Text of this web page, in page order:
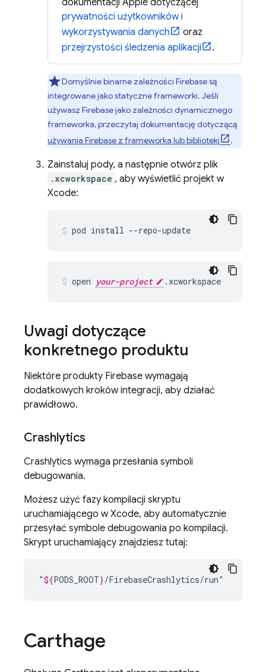
dokumentacji Apple dotyczącej
prywatności użytkowników i
wykorzystywania danych
oraz
przejrzystości śledzenia aplikacji
.
Domyślnie binarne zależności Firebase są
integrowane jako statyczne frameworki. Jeśli
używasz Firebase jako zależności dynamicznego
frameworka, przeczytaj dokumentację dotyczącą
używania Firebase z frameworka lub biblioteki
.
Zainstaluj pody, a następnie otwórz plik
.xcworkspace , aby wyświetlić projekt w
Xcode:
pod install --repo-update
open your-project .xcworkspace
Uwagi dotyczące
konkretnego produktu
Niektóre produkty Firebase wymagają
dodatkowych kroków integracji, aby działać
prawidłowo.
Crashlytics
Crashlytics wymaga przesłania symboli
debugowania.
Możesz użyć fazy kompilacji skryptu
uruchamiającego w Xcode, aby automatycznie
przesyłać symbole debugowania po kompilacji.
Skrypt uruchamiający znajdziesz tutaj:
"${PODS_ROOT}
Carthage